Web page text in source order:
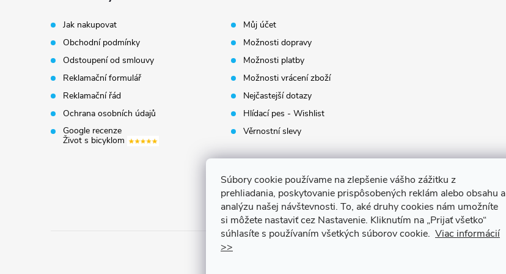
Súbory cookie používame na zlepšenie vášho zážitku z
prehliadania, poskytovanie prispôsobených reklám alebo obsahu a
analýzu našej návštevnosti. To, aké druhy cookies nám umožníte
si môžete nastaviť cez Nastavenie. Kliknutím na „Prijať všetko“
súhlasíte s používaním všetkých súborov cookie. Viac informácií
>>
Jak nakupovat
Obchodní podmínky
Odstoupení od smlouvy
Reklamační formulář
Reklamační řád
Ochrana osobních údajů
Google recenze
Život s bicyklom
Můj účet
Možnosti dopravy
Možnosti platby
Možnosti vrácení zboží
Nejčastejší dotazy
Hlídací pes - Wishlist
Věrnostní slevy